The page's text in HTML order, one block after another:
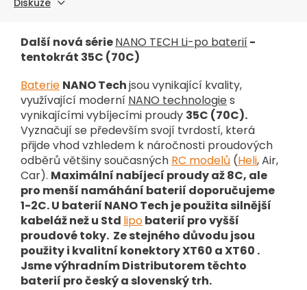
Diskuze
Další nová sérieNANO TECH Li-po baterií-
tentokrát 35C (70C)
Baterie NANO Techjsou vynikající kvality,
využívající moderní NANO technologies
vynikajícími vybíjecími proudy 35C (70C).
Vyznačují se především svojí tvrdostí, která
přijde vhod vzhledem k náročnosti proudových
odběrů většiny současných RC modelů (Heli, Air,
Car). Maximální nabíjecí proudy až 8C, ale
pro menší namáhání baterií doporučujeme
1-2C. U baterií NANO Tech je použita silnější
kabeláž než u Std lipobaterií pro vyšší
proudové toky. Ze stejného důvodu jsou
použity i kvalitní konektory XT60 a XT60 .
Jsme výhradním Distributorem těchto
baterií pro český a slovenský trh.